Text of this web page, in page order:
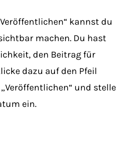
kannst du
machen. Du hast
den Beitrag für
dazu auf den Pfeil
und stelle
ein.